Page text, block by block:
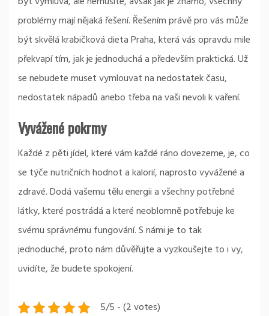
problémy mají nějaká řešení. Řešením právě pro vás může
být skvělákrabičková dieta Praha, která vás opravdu mile
překvapí tím, jak je jednoduchá a především praktická. Už
se nebudete muset vymlouvat na nedostatek času,
nedostatek nápadů anebo třeba na vaši nevoli k vaření.
Vyvážené pokrmy
Každé z pěti jídel, které vám každé ráno dovezeme, je, co
se týče nutričních hodnot a kalorií, naprosto vyvážené a
zdravé. Dodá vašemu tělu energii a všechny potřebné
látky, které postrádá a které neoblomně potřebuje ke
svému správnému fungování. S námi je to tak
jednoduché, proto nám důvěřujte a vyzkoušejte to i vy,
uvidíte, že budete spokojení.
5/5 - (2 votes)